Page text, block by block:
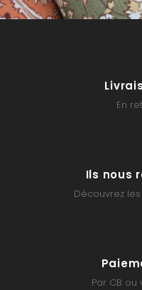
En
Ils nous
Découvrez
Par CB